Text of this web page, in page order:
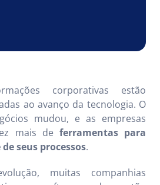
corporativas estão
ao avanço da tecnologia. O
mudou, e as empresas
mais de ferramentas para
seus processos.
muitas companhias